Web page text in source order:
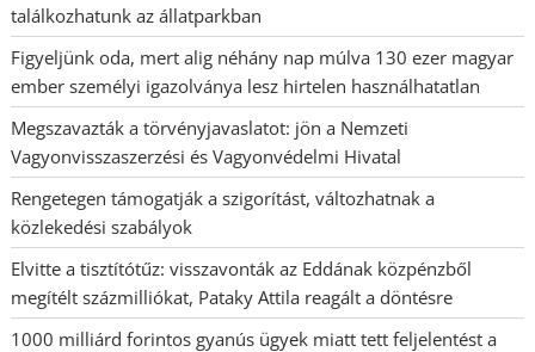
találkozhatunk az állatparkban
Figyeljünk oda, mert alig néhány nap múlva 130 ezer magyar
ember személyi igazolványa lesz hirtelen használhatatlan
Megszavazták a törvényjavaslatot: jön a Nemzeti
Vagyonvisszaszerzési és Vagyonvédelmi Hivatal
Rengetegen támogatják a szigorítást, változhatnak a
közlekedési szabályok
Elvitte a tisztítótűz: visszavonták az Eddának közpénzből
megítélt százmilliókat, Pataky Attila reagált a döntésre
1000 milliárd forintos gyanús ügyek miatt tett feljelentést a